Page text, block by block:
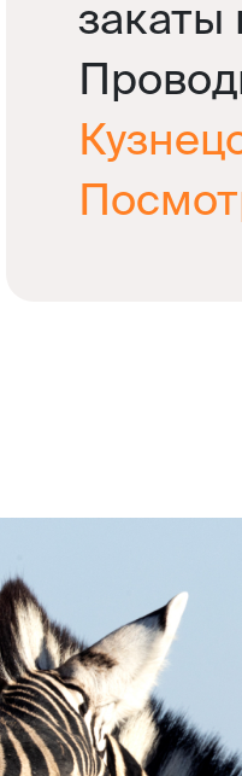
закаты